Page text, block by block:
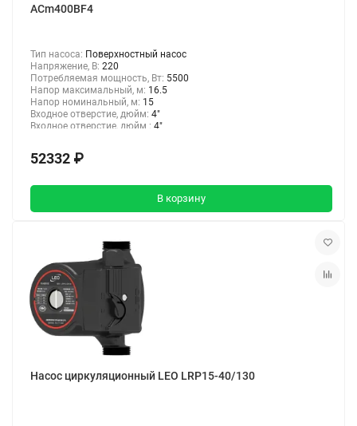
ACm400BF4
Тип насоса: Поверхностный насос
Напряжение, В: 220
Потребляемая мощность, Вт: 5500
Напор максимальный, м: 16.5
Напор номинальный, м: 15
Входное отверстие, дюйм: 4"
Входное отверстие, дюйм : 4"
52332 ₽
В корзину
Насос циркуляционный LEO LRP15-40/130